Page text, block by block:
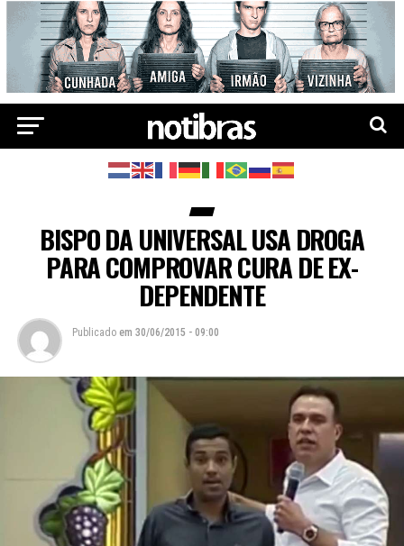
BISPO DA UNIVERSAL USA DROGA
PARA COMPROVAR CURA DE EX-
DEPENDENTE
Publicado em 30/06/2015 - 09:00